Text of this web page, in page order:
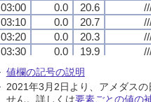
03:00
0.0 20.6
03:10
0.0 20.7
03:20
0.0 20.3
03:30
0.0 19.9
03:40
0.0 19.9
03:50
0.0 19.9
04:00
0.0 19.9
03:00
0.0 20.6
03:10
0.0 20.7
03:20
0.0 20.3
03:30
0.0 19.9
03:40
0.0 19.9
03:50
0.0 19.9
04:00
0.0 19.9
03:00
0.0 20.6
03:10
0.0 20.7
03:20
0.0 20.3
03:30
0.0 19.9
03:40
0.0 19.9
03:50
0.0 19.9
04:00
0.0 19.9
03:00
0.0 20.6
03:10
0.0 20.7
03:20
0.0 20.3
03:30
0.0 19.9
03:40
0.0 19.9
03:50
0.0 19.9
04:00
0.0 19.9
値欄の記号の説明
2021年3月2日より、アメダス
せん。詳しくは要素ごとの値の